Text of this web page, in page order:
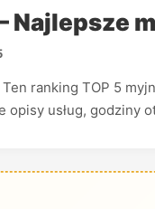
Najlepsze
ranking TOP 5
usług, godziny